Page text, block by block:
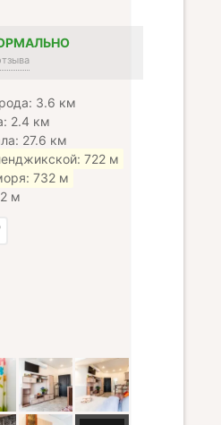
3.6 км
2.4 км
27.6 км
722 м
732 м
м